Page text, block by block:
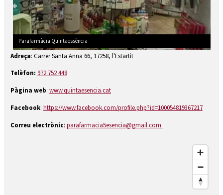
Parafarmàcia Quintaessència
Diapositiva 2 de 4: Parafarmàcia Quintaessència
Adreça: Carrer Santa Anna 66, 17258, l'Estartit
Telèfon: 972 752 448
Pàgina web: www.quintaesencia.cat
Facebook: https://www.facebook.com/profile.php?id=100054819367217
Correu electrònic: parafarmacia5esencia@gmail.com